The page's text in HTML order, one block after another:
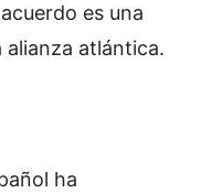
es una
alianza atlántica.
ha